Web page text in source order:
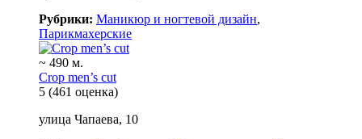
Рубрики: Маникюр и ногтевой дизайн,
Парикмахерские
~ 490 м.
Crop men’s cut
5 (461 оценка)
улица Чапаева, 10